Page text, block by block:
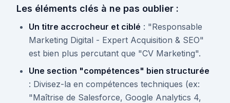
Les éléments clés à ne pas oublier :
Un titre accrocheur et ciblé : "Responsable
Marketing Digital - Expert Acquisition & SEO"
est bien plus percutant que "CV Marketing".
Une section "compétences" bien structurée
: Divisez-la en compétences techniques (ex:
"Maîtrise de Salesforce, Google Analytics 4,